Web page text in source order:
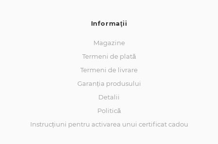
Informaţii
Magazine
Termeni de plată
Termeni de livrare
Garanția produsului
Detalii
Politică
Instrucțiuni pentru activarea unui certificat cadou